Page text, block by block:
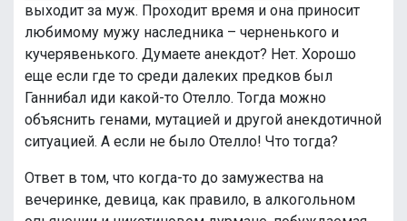
выходит за муж. Проходит время и она приносит
любимому мужу наследника – черненького и
кучерявенького. Думаете анекдот? Нет. Хорошо
еще если где то среди далеких предков был
Ганнибал иди какой-то Отелло. Тогда можно
объяснить генами, мутацией и другой анекдотичной
ситуацией. А если не было Отелло! Что тогда?
Ответ в том, что когда-то до замужества на
вечеринке, девица, как правило, в алкогольном